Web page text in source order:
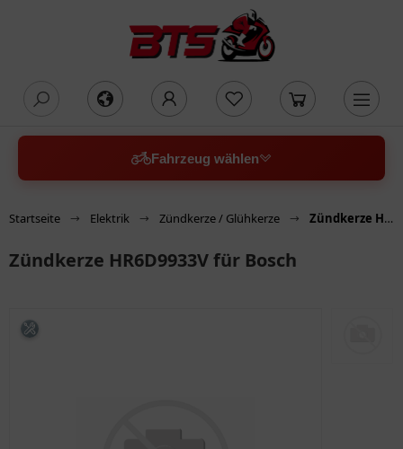
Fahrzeug wählen
Startseite Elektrik Zündkerze / Glühkerze Zündkerze HR6D9933V für Bosch
Zündkerze HR6D9933V für Bosch